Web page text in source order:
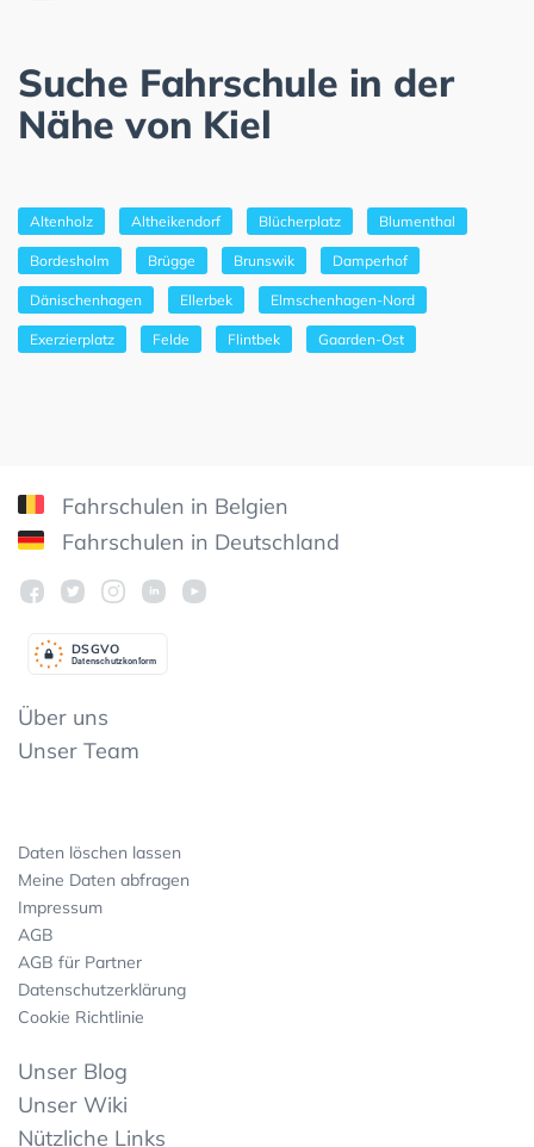
Suche Fahrschule in der
Nähe von Kiel
Altenholz Altheikendorf Blücherplatz Blumenthal
Bordesholm Brügge Brunswik Damperhof
Dänischenhagen Ellerbek Elmschenhagen-Nord
Exerzierplatz Felde Flintbek Gaarden-Ost
Fahrschulen in Belgien
Fahrschulen in Deutschland
Datenschutzkonform
DSGVO
Über uns
Unser Team
Daten löschen lassen
Meine Daten abfragen
Impressum
AGB
AGB für Partner
Datenschutzerklärung
Cookie Richtlinie
Unser Blog
Unser Wiki
Nützliche Links